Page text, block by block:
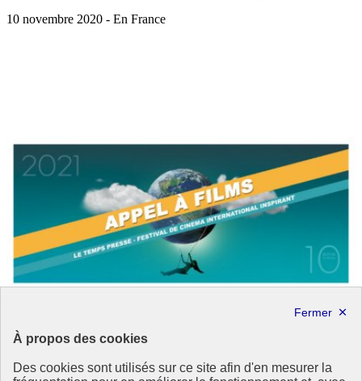
À propos des cookies
Des cookies sont utilisés sur ce site afin d'en mesurer la
10 novembre 2020 - En France